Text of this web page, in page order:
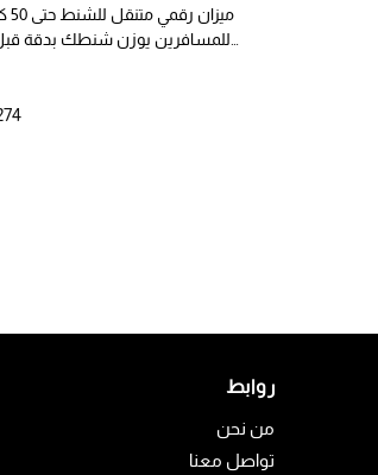
للمسافرين يوزن شنطك بدقة
روابط
من نحن
تواصل معنا